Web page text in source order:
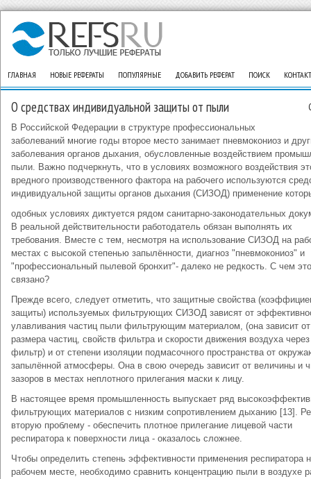
ГЛАВНАЯ НОВЫЕ РЕФЕРАТЫ ПОПУЛЯРНЫЕ ДОБАВИТЬ РЕФЕРАТ ПОИСК
О средствах индивидуальной защиты от пыли
В Российской Федерации в структуре профессиональных
заболеваний многие годы второе место занимает пневмокониоз и
заболевания органов дыхания, обусловленные воздействием
пыли. Важно подчеркнуть, что в условиях возможного воздействия
вредного производственного фактора на рабочего используются
индивидуальной защиты органов дыхания (СИЗОД) применение
одобных условиях диктуется рядом санитарно-законодательных
В реальной действительности работодатель обязан выполнять их
требования. Вместе с тем, несмотря на использование СИЗОД на
местах с высокой степенью запылённости, диагноз "пневмокониоз" и
"профессиональный пылевой бронхит"- далеко не редкость. С чем это
связано?
Прежде всего, следует отметить, что защитные свойства
защиты) используемых фильтрующих СИЗОД зависят от
улавливания частиц пыли фильтрующим материалом, (она зависит от
размера частиц, свойств фильтра и скорости движения воздуха через
фильтр) и от степени изоляции подмасочного пространства от
запылённой атмосферы. Она в свою очередь зависит от величины и
зазоров в местах неплотного прилегания маски к лицу.
В настоящее время промышленность выпускает ряд
фильтрующих материалов с низким сопротивлением дыханию [13].
вторую проблему - обеспечить плотное прилегание лицевой части
респиратора к поверхности лица - оказалось сложнее.
Чтобы определить степень эффективности применения респиратора
рабочем месте, необходимо сравнить концентрацию пыли в воздухе